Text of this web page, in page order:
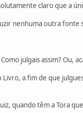
claro que a
nenhuma outra fonte
julgais assim?
a fim de que
quando têm a Tora